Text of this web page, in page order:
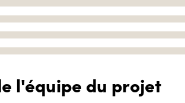
l'équipe du projet